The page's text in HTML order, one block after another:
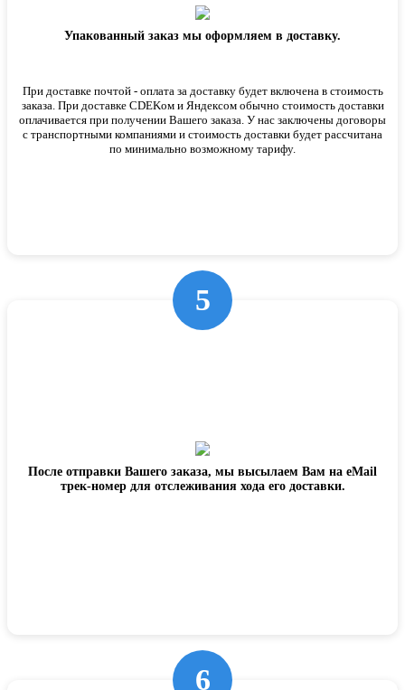
Упакованный заказ мы оформляем в доставку.
При доставке почтой - оплата за доставку будет включена в стоимость
заказа. При доставке CDEKом и Яндексом обычно стоимость доставки
оплачивается при получении Вашего заказа. У нас заключены договоры
с транспортными компаниями и стоимость доставки будет рассчитана
по минимально возможному тарифу.
5
После отправки Вашего заказа, мы высылаем Вам на eMail
трек-номер для отслеживания хода его доставки.
6